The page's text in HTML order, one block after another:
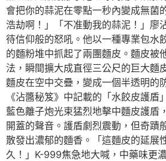
會把你的蒜泥在零點一秒內變成無菌
浩劫啊！」「不准動我的蒜泥！」廖
待信仰般的怒吼。他以一種專業包水
的麵粉堆中抓起了兩團麵皮。麵皮被
法，瞬間擴大成直徑三公尺的巨大麵
麵皮在空中交疊，變成一個半透明的
《沾醬秘笈》中記載的「水餃皮護盾
藍色離子炮光束猛烈地擊中麵皮護盾
開蓋的聲音。護盾劇烈震動，但奇蹟
散發出濃郁的麵香。「這麵皮的延展
久！」K-999焦急地大喊，中藥味更